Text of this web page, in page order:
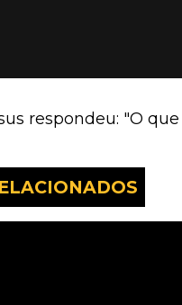
"O que é